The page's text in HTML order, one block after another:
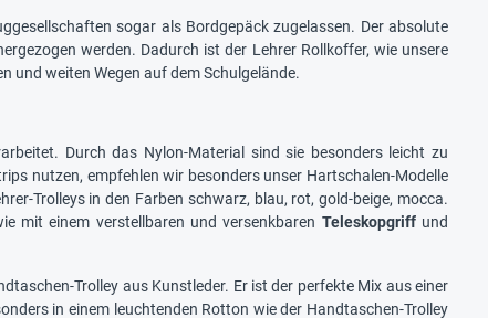
sogar als Bordgepäck zugelassen. Der absolute
werden. Dadurch ist der Lehrer Rollkoffer, wie unsere
und weiten Wegen auf dem Schulgelände.
Durch das Nylon-Material sind sie besonders leicht zu
nutzen, empfehlen wir besonders unser Hartschalen-Modelle
Trolleys in den Farben schwarz, blau, rot, gold-beige, mocca.
mit einem verstellbaren und versenkbaren Teleskopgriffund
Trolley aus Kunstleder. Er ist der perfekte Mix aus einer
in einem leuchtenden Rotton wie der Handtaschen-Trolley